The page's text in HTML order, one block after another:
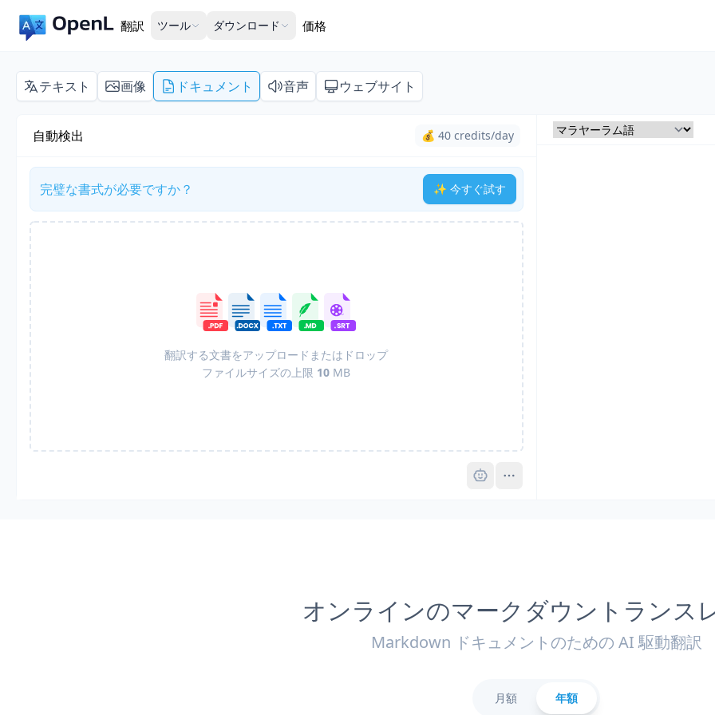
翻訳 ツール ダウンロード 価格
テキスト 画像 ドキュメント 音声 ウェブサイト
自動検出 💰 40 credits/day
完璧な書式が必要ですか？ ✨ 今すぐ試す
翻訳する文書をアップロードまたはドロップ
ファイルサイズの上限 10 MB
Pro
オンラインのマークダウントランス
Markdown ドキュメントのための AI 駆動翻訳
月額 年額